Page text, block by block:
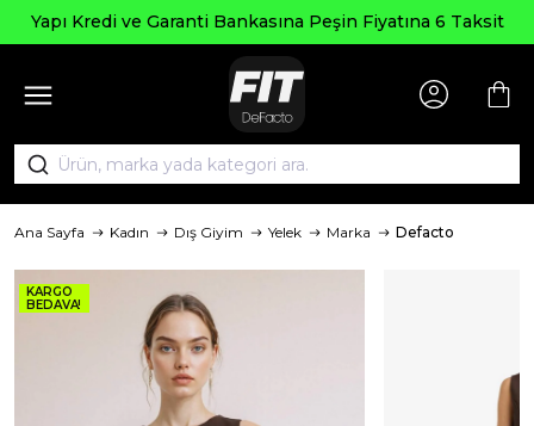
Yapı Kredi ve Garanti Bankasına Peşin Fiyatına 6 Taksit
Ana Sayfa Kadın Dış Giyim Yelek Marka Defacto
KARGO
BEDAVA!